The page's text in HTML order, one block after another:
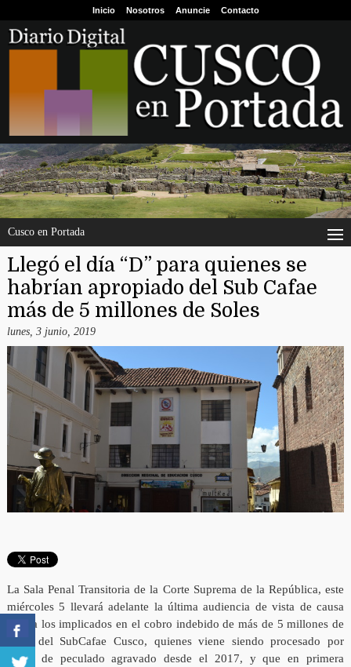
Inicio Nosotros Anuncie Contacto
Cusco en Portada
Llegó el día “D” para quienes se
habrían apropiado del Sub Cafae
más de 5 millones de Soles
lunes, 3 junio, 2019
La Sala Penal Transitoria de la Corte Suprema de la República, este
miércoles 5 llevará adelante la última audiencia de vista de causa
contra los implicados en el cobro indebido de más de 5 millones de
soles del SubCafae Cusco, quienes viene siendo procesado por
delito de peculado agravado desde el 2017, y que en primera